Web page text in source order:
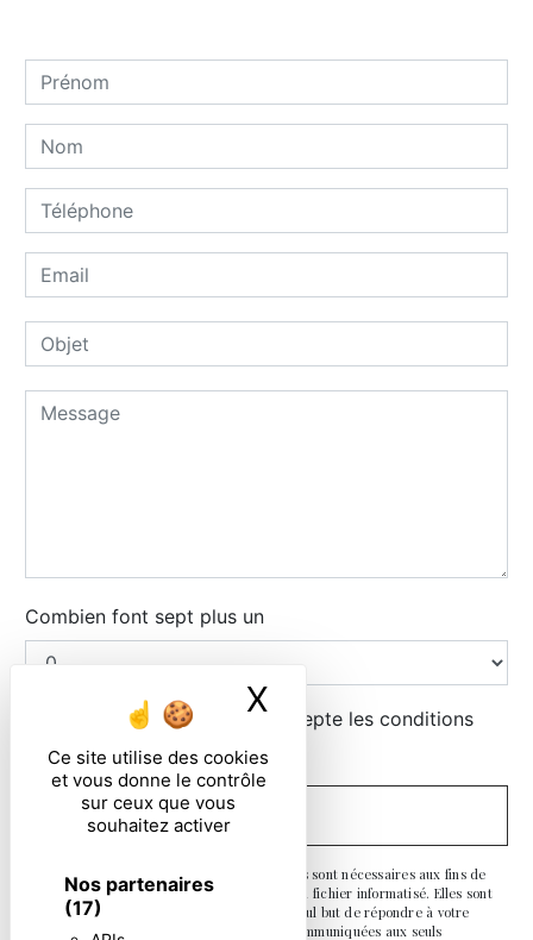
Ce site utilise des cookies
et vous donne le contrôle
sur ceux que vous
souhaitez activer
Nos partenaires
(17)
X Masquer le
Combien font sept plus un
En cochant cette case, j'accepte les conditions
particulières ci-dessous **
ENVOYER
** Les données personnelles communiquées sont nécessaires aux fins de
vous contacter et sont enregistrées dans un fichier informatisé. Elles sont
destinées à et ses sous-traitants dans le seul but de répondre à votre
message. Les données collectées seront communiquées aux seuls